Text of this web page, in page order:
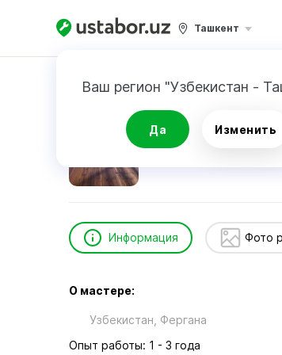
Ташкент
Ваш регион "Узбекистан -
Да Изменить
Главная Строительство и ремонт
Алексей
Информация Фото
О мастере:
Узбекистан, Фергана
Опыт работы: 1 - 3 года